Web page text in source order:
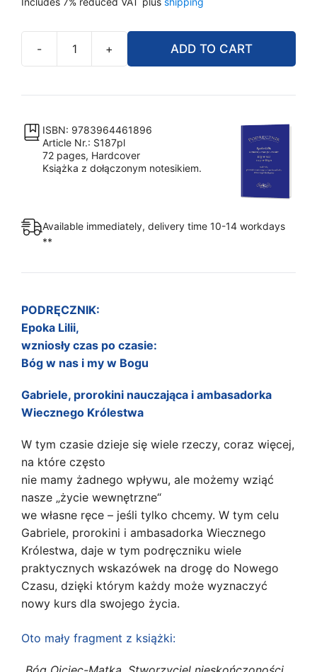
-
PODRĘCZNIK:
Lilii,
czas
czasie:
i
+ ADD TO CART
ISBN: 9783964461896
Article Nr.: S187pl
72 pages, Hardcover
Książka z dołączonym notesikiem.
Available immediately, delivery time 10-14 workdays
**
PODRĘCZNIK:
Epoka Lilii,
wzniosły czas po czasie:
Bóg w nas i my w Bogu
Gabriele, prorokini nauczająca i ambasadorka
Wiecznego Królestwa
W tym czasie dzieje się wiele rzeczy, coraz więcej,
na które często
nie mamy żadnego wpływu, ale możemy wziąć
nasze „życie wewnętrzne“
we własne ręce – jeśli tylko chcemy. W tym celu
Gabriele, prorokini i ambasadorka Wiecznego
Królestwa, daje w tym podręczniku wiele
praktycznych wskazówek na drogę do Nowego
Czasu, dzięki którym każdy może wyznaczyć
nowy kurs dla swojego życia.
Oto mały fragment z książki: